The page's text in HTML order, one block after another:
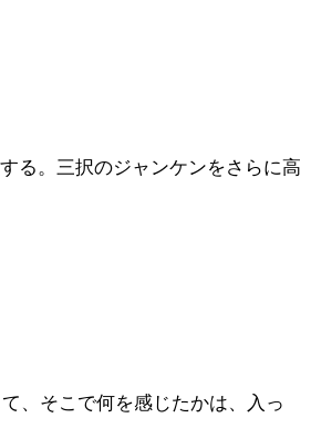
る。三択のジャンケンをさらに高
、そこで何を感じたかは、入っ